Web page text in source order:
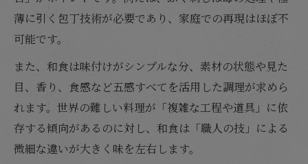
薄に引く包丁技術が必要であり、家庭での再現はほぼ不
可能です。
また、和食は味付けがシンプルな分、素材の状態や見た
目、香り、食感など五感すべてを活用した調理が求めら
れます。世界の難しい料理が「複雑な工程や道具」に依
存する傾向があるのに対し、和食は「職人の技」による
微細な違いが大きく味を左右します。